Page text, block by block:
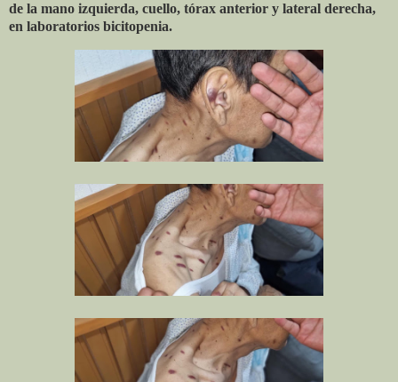
de la mano izquierda, cuello, tórax anterior y lateral derecha,
en laboratorios bicitopenia.